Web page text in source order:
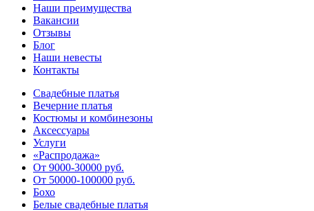
Наши преимущества
Вакансии
Отзывы
Блог
Наши невесты
Контакты
Свадебные платья
Вечерние платья
Костюмы и комбинезоны
Аксессуары
Услуги
«Распродажа»
От 9000-30000 руб.
От 50000-100000 руб.
Бохо
Белые свадебные платья